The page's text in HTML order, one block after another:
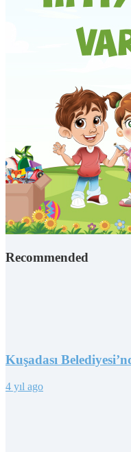
Recommended
Kuşadası
4 yıl ago